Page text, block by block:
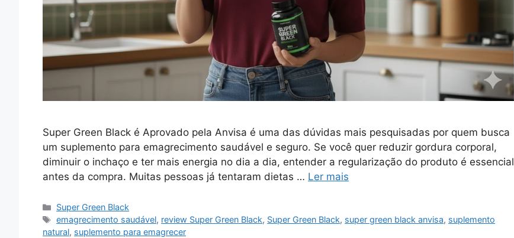
Super Green Black é Aprovado pela Anvisa é uma das dúvidas mais pesquisadas por quem busca
um suplemento para emagrecimento saudável e seguro. Se você quer reduzir gordura corporal,
diminuir o inchaço e ter mais energia no dia a dia, entender a regularização do produto é essencial
antes da compra. Muitas pessoas já tentaram dietas … Ler mais
Categorias
Super Green Black
Tags
emagrecimento saudável, review Super Green Black, Super Green Black, super green black anvisa, suplemento
natural, suplemento para emagrecer